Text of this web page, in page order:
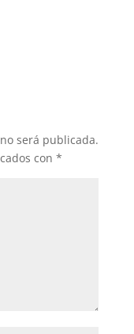
será publicada.
con *